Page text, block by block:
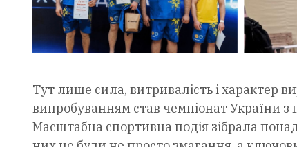
Тут лише сила, витривалість і характер
випробуванням став чемпіонат України з
Масштабна спортивна подія зібрала